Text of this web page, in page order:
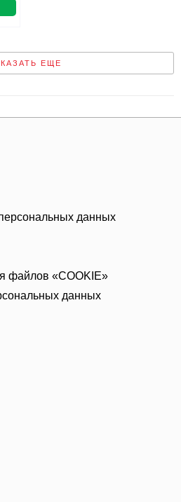
ЕЩЕ
данных
файлов «COOKIE»
данных